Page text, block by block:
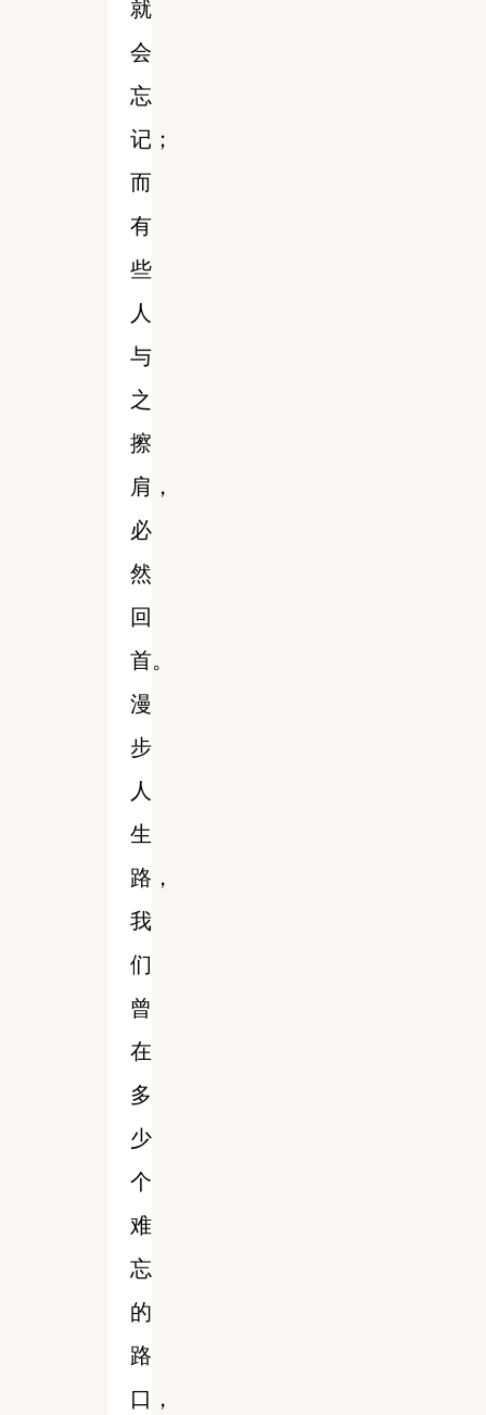
就
会
忘
记；
而
有
些
人
与
之
擦
肩，
必
然
回
首。
漫
步
人
生
路，
我
们
曾
在
多
少
个
难
忘
的
路
口，